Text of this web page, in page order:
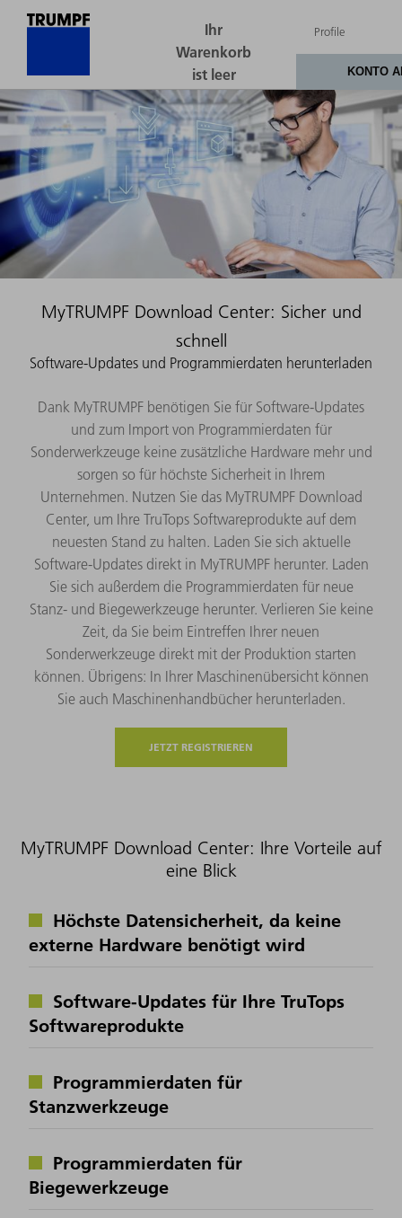
MyTRUMPF Download Center: Sicher und
schnell
Software-Updates und Programmierdaten herunterladen
Dank MyTRUMPF benötigen Sie für Software-Updates
und zum Import von Programmierdaten für
Sonderwerkzeuge keine zusätzliche Hardware mehr und
sorgen so für höchste Sicherheit in Ihrem
Unternehmen. Nutzen Sie das MyTRUMPF Download
Center, um Ihre TruTops Softwareprodukte auf dem
neuesten Stand zu halten. Laden Sie sich aktuelle
Software-Updates direkt in MyTRUMPF herunter. Laden
Sie sich außerdem die Programmierdaten für neue
Stanz- und Biegewerkzeuge herunter. Verlieren Sie keine
Zeit, da Sie beim Eintreffen Ihrer neuen
Sonderwerkzeuge direkt mit der Produktion starten
können. Übrigens: In Ihrer Maschinenübersicht können
Sie auch Maschinenhandbücher herunterladen.
JETZT REGISTRIEREN
MyTRUMPF Download Center: Ihre Vorteile auf
eine Blick
Höchste Datensicherheit, da keine
externe Hardware benötigt wird
Software-Updates für Ihre TruTops
Softwareprodukte
Programmierdaten für
Stanzwerkzeuge
Programmierdaten für
Biegewerkzeuge